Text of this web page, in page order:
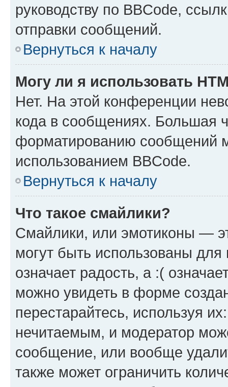
руководству по BBCode,
отправки сообщений.
Вернуться к началу
Могу ли я использовать
Нет. На этой конференции
кода в сообщениях. Большая
форматированию сообщений
использованием BBCode.
Вернуться к началу
Что такое смайлики?
Смайлики, или эмотиконы —
могут быть использованы
означает радость, а :(
можно увидеть в форме
перестарайтесь, используя
нечитаемым, и модератор
сообщение, или вообще
также может ограничить